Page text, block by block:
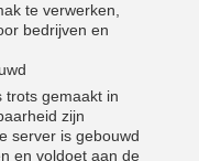
te verwerken,
bedrijven en
trots gemaakt in
zijn
server is gebouwd
en voldoet aan de